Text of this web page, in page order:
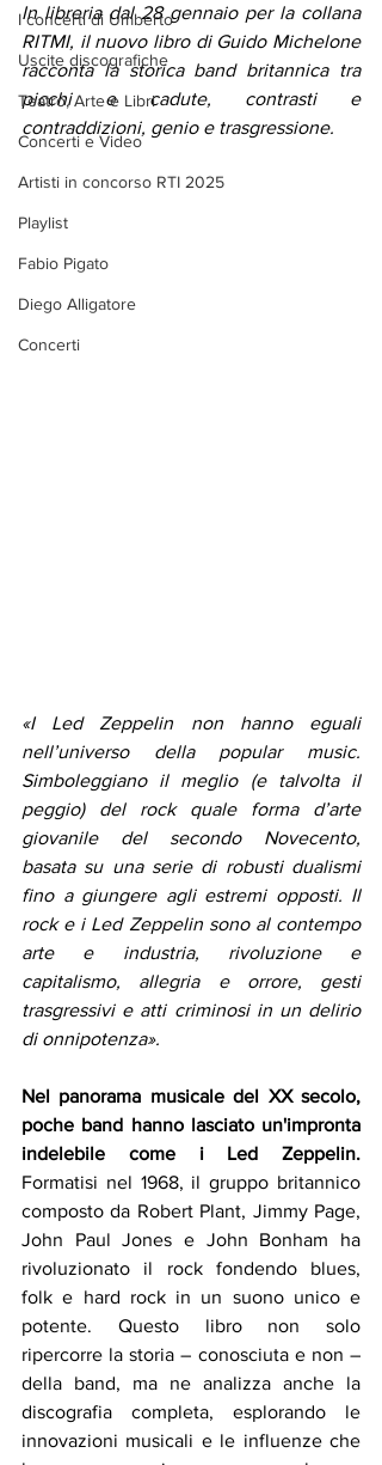
I concerti di Umberto
Uscite discografiche
Teatro, Arte e Libri
Concerti e Video
Artisti in concorso RTI 2025
Playlist
Fabio Pigato
Diego Alligatore
Concerti
In libreria dal 28 gennaio per la collana
RITMI, il nuovo libro di Guido Michelone
racconta la storica band britannica tra
picchi e cadute, contrasti e
contraddizioni, genio e trasgressione.
«I Led Zeppelin non hanno eguali
nell’universo della popular music.
Simboleggiano il meglio (e talvolta il
peggio) del rock quale forma d’arte
giovanile del secondo Novecento,
basata su una serie di robusti dualismi
fino a giungere agli estremi opposti. Il
rock e i Led Zeppelin sono al contempo
arte e industria, rivoluzione e
capitalismo, allegria e orrore, gesti
trasgressivi e atti criminosi in un delirio
di onnipotenza».
Nel panorama musicale del XX secolo,
poche band hanno lasciato un'impronta
indelebile come i Led Zeppelin.
Formatisi nel 1968, il gruppo britannico
composto da Robert Plant, Jimmy Page,
John Paul Jones e John Bonham
ha
rivoluzionato il rock fondendo blues,
folk e hard rock in un suono unico e
potente. Questo libro non solo
ripercorre la storia – conosciuta e non –
della band, ma ne analizza anche la
discografia completa, esplorando le
innovazioni musicali e le influenze che